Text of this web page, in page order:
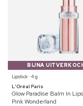
BIJNA
Lipstick ⋅ 4 g
L'Oréal Paris
Glow Paradise Balm In
Pink Wonderland